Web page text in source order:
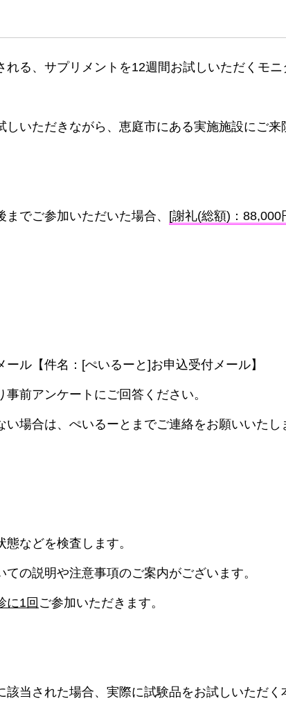
れる、サプリメントを12週間お試しいただくモニ
しいただきながら、恵庭市にある実施施設にご来
でご参加いただいた場合、 [謝礼(総額)：88,000
ル【件名：[ぺいるーと]お申込受付メール】
前アンケートにご回答ください。
場合は、ぺいるーとまでご連絡をお願いいたし
などを検査します。
の説明や注意事項のご案内がございます。
に1回 ご参加いただきます。
該当された場合、実際に試験品をお試しいただく